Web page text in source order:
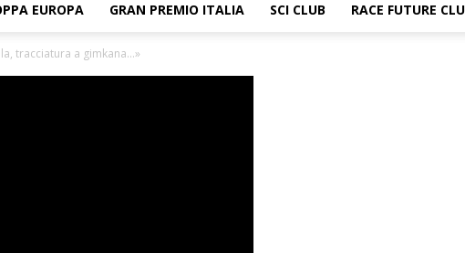
EUROPA GRAN PREMIO ITALIA SCI CLUB RACE FUTURE
tracciatura a gimkana…»